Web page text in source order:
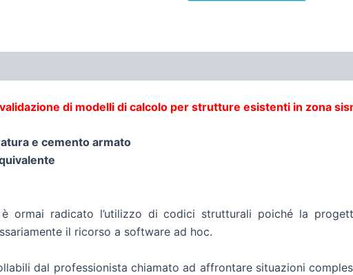
di modelli di calcolo per strutture esistenti in zona
e cemento armato
ormai radicato l’utilizzo di codici strutturali poiché la
il ricorso a software ad hoc.
dal professionista chiamato ad affrontare situazioni